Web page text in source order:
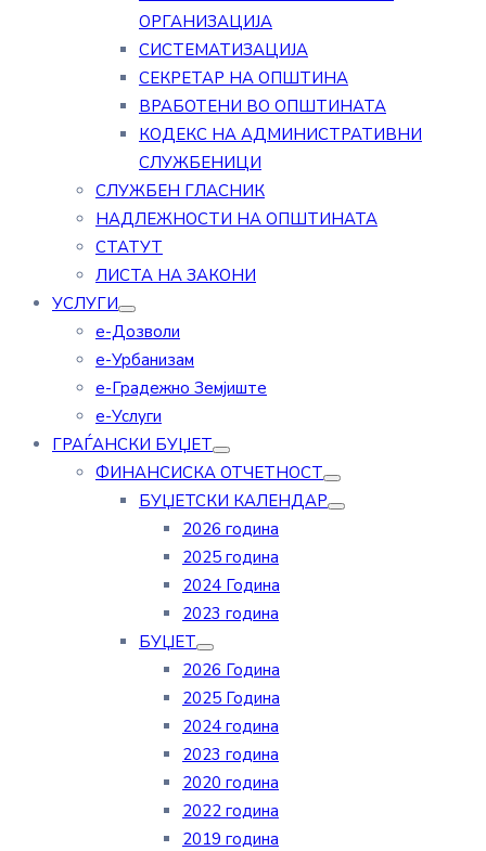
ОРГАНИЗАЦИЈА
СИСТЕМАТИЗАЦИЈА
СЕКРЕТАР НА ОПШТИНА
ВРАБОТЕНИ ВО ОПШТИНАТА
КОДЕКС НА АДМИНИСТРАТИВНИ
СЛУЖБЕНИЦИ
СЛУЖБЕН ГЛАСНИК
НАДЛЕЖНОСТИ НА ОПШТИНАТА
СТАТУТ
ЛИСТА НА ЗАКОНИ
УСЛУГИ
е-Дозволи
е-Урбанизам
е-Градежно Земјиште
е-Услуги
ГРАЃАНСКИ БУЏЕТ
ФИНАНСИСКА ОТЧЕТНОСТ
БУЏЕТСКИ КАЛЕНДАР
2026 година
2025 година
2024 Година
2023 година
БУЏЕТ
2026 Година
2025 Година
2024 година
2023 година
2020 година
2022 година
2019 година